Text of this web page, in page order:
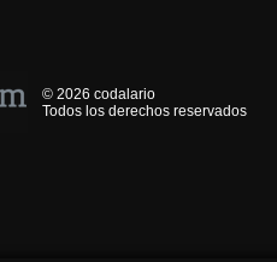
© 2026 codalario
Todos los derechos reservados